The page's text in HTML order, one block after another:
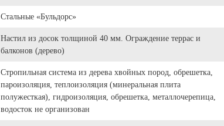
Стальные «Бульдорс»
Настил из досок толщиной 40 мм. Ограждение террас и
балконов (дерево)
Стропильная система из дерева хвойных пород, обрешетка,
пароизоляция, теплоизоляция (минеральная плита
полужесткая), гидроизоляция, обрешетка, металлочерепица,
водосток не организован